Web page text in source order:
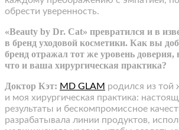
обрести уверенность.
«Beauty by Dr. Cat» превратился и в
в бренд уходовой косметики. Как вы
бренд отражал тот же уровень доверия,
что и ваша хирургическая практика?
Доктор Кэт: MD GLAM родился из
и моя хирургическая практика:
результаты и бескомпромиссное
разрабатывала линии продуктов,